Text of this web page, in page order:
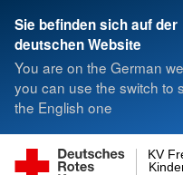
Sie befinden sich auf der
deutschen Website
You are on the German
you can use the switch to
the English one
KV